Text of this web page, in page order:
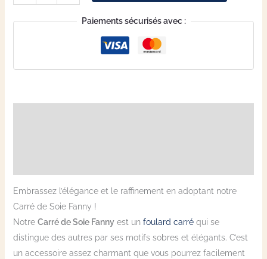
Paiements sécurisés avec :
Embrassez l’élégance et le raffinement en adoptant notre
Carré de Soie Fanny !
Notre Carré de Soie Fannyest un foulard carréqui se
distingue des autres par ses motifs sobres et élégants. C’est
un accessoire assez charmant que vous pourrez facilement